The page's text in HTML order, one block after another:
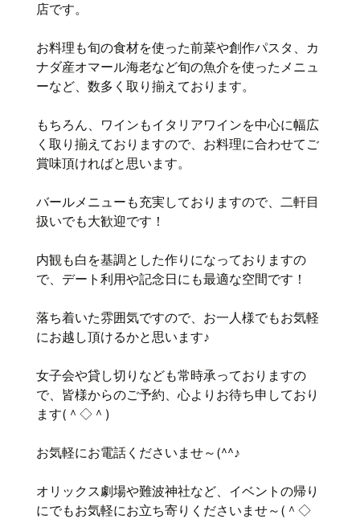
店です。
お料理も旬の食材を使った前菜や創作パスタ、カ
ナダ産オマール海老など旬の魚介を使ったメニュ
ーなど、数多く取り揃えております。
もちろん、ワインもイタリアワインを中心に幅広
く取り揃えておりますので、お料理に合わせてご
賞味頂ければと思います。
バールメニューも充実しておりますので、二軒目
扱いでも大歓迎です！
内観も白を基調とした作りになっておりますの
で、デート利用や記念日にも最適な空間です！
落ち着いた雰囲気ですので、お一人様でもお気軽
にお越し頂けるかと思います♪
女子会や貸し切りなども常時承っておりますの
で、皆様からのご予約、心よりお待ち申しており
ます(＾◇＾)
お気軽にお電話くださいませ～(^^♪
オリックス劇場や難波神社など、イベントの帰り
にでもお気軽にお立ち寄りくださいませ～(＾◇